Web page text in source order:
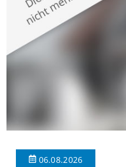
verbindet. Der […]
06.08.2026